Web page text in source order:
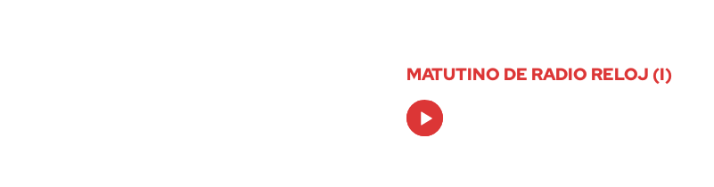
MATUTINO DE RADIO RELOJ (I)
Audio
Player